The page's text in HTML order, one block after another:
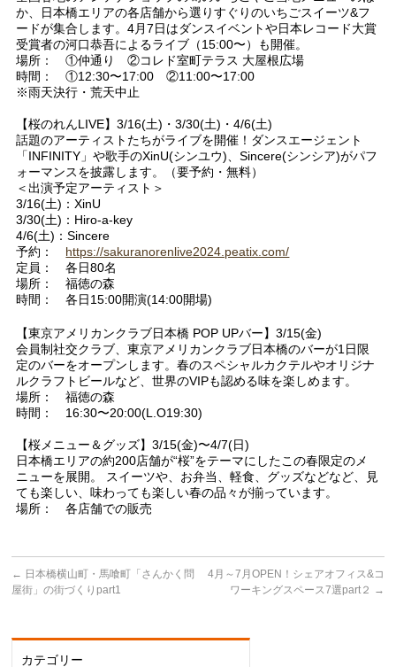
か、日本橋エリアの各店舗から選りすぐりのいちごスイーツ&フ
ードが集合します。4月7日はダンスイベントや日本レコード大賞
受賞者の河口恭吾によるライブ（15:00〜）も開催。
場所： ①仲通り ②コレド室町テラス 大屋根広場
時間： ①12:30〜17:00 ②11:00〜17:00
※雨天決行・荒天中止
【桜のれんLIVE】3/16(土)・3/30(土)・4/6(土)
話題のアーティストたちがライブを開催！ダンスエージェント
「INFINITY」や歌手のXinU(シンユウ)、Sincere(シンシア)がパフ
ォーマンスを披露します。（要予約・無料）
＜出演予定アーティスト＞
3/16(土)：XinU
3/30(土)：Hiro-a-key
4/6(土)：Sincere
予約： https://sakuranorenlive2024.peatix.com/
定員： 各日80名
場所： 福徳の森
時間： 各日15:00開演(14:00開場)
【東京アメリカンクラブ日本橋 POP UPバー】3/15(金)
会員制社交クラブ、東京アメリカンクラブ日本橋のバーが1日限
定のバーをオープンします。春のスペシャルカクテルやオリジナ
ルクラフトビールなど、世界のVIPも認める味を楽しめます。
場所： 福徳の森
時間： 16:30〜20:00(L.O19:30)
【桜メニュー＆グッズ】3/15(金)〜4/7(日)
日本橋エリアの約200店舗が“桜”をテーマにしたこの春限定のメ
ニューを展開。 スイーツや、お弁当、軽食、グッズなどなど、見
ても楽しい、味わっても楽しい春の品々が揃っています。
場所： 各店舗での販売
← 日本橋横山町・馬喰町「さんかく問
屋街」の街づくりpart1
4月～7月OPEN！シェアオフィス&コ
ワーキングスペース7選part２ →
カテゴリー